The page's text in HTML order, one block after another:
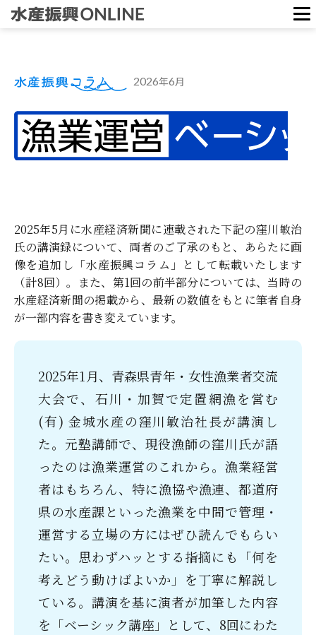
水産振興ウェブ版
水産振興コラム
2026年6月
2025年5月に水産経済新聞に連載された下記の窪川敏治
氏の講演録について、両者のご了承のもと、あらたに画
像を追加し「水産振興コラム」として転載いたします
（計8回）。また、第1回の前半部分については、当時の
水産経済新聞の掲載から、最新の数値をもとに筆者自身
が一部内容を書き変えています。
2025年1月、青森県青年・女性漁業者交流
大会で、石川・加賀で定置網漁を営む
(有) 金城水産の窪川敏治社長が講演し
た。元塾講師で、現役漁師の窪川氏が語
ったのは漁業運営のこれから。漁業経営
者はもちろん、特に漁協や漁連、都道府
県の水産課といった漁業を中間で管理・
運営する立場の方にはぜひ読んでもらい
たい。思わずハッとする指摘にも「何を
考えどう動けばよいか」を丁寧に解説し
ている。講演を基に演者が加筆した内容
を「ベーシック講座」として、8回にわた